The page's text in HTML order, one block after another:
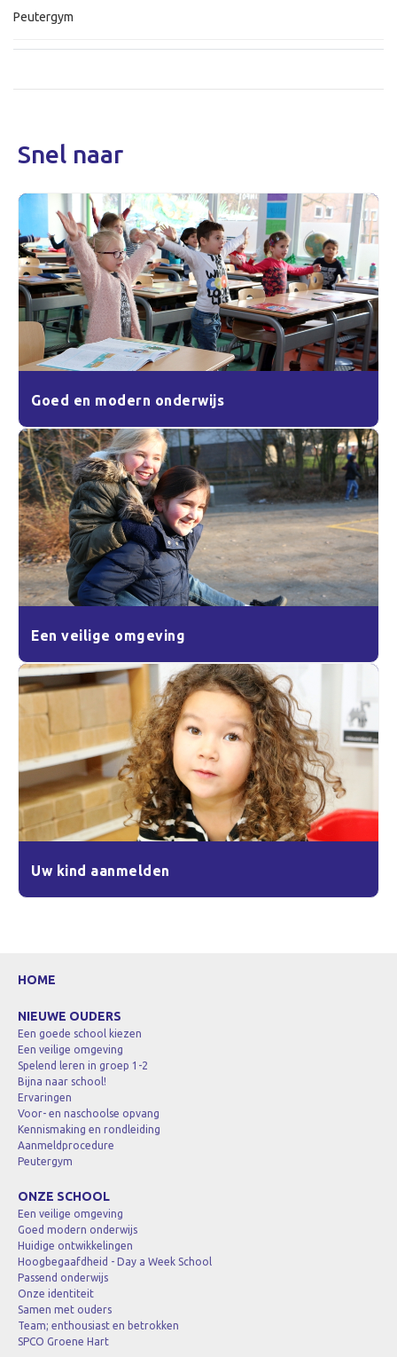
Peutergym
Snel naar
Goed en modern onderwijs
Een veilige omgeving
Uw kind aanmelden
HOME
NIEUWE OUDERS
Een goede school kiezen
Een veilige omgeving
Spelend leren in groep 1-2
Bijna naar school!
Ervaringen
Voor- en naschoolse opvang
Kennismaking en rondleiding
Aanmeldprocedure
Peutergym
ONZE SCHOOL
Een veilige omgeving
Goed modern onderwijs
Huidige ontwikkelingen
Hoogbegaafdheid - Day a Week School
Passend onderwijs
Onze identiteit
Samen met ouders
Team; enthousiast en betrokken
SPCO Groene Hart